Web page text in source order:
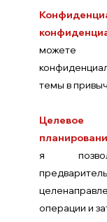
темы в
Целевое
я
операции и